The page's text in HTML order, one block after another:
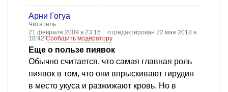
Арни Гогуа
Читатель
21 февраля 2009 в 23:16
отредактирован 22 мая 2018 в
18:42Сообщить модератору
Еще о пользе пиявок
Обычно считается, что самая главная роль
пиявок в том, что они впрыскивают гирудин
в место укуса и разжижают кровь. Но в